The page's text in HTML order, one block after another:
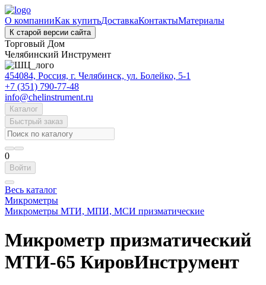
О компанииКак купитьДоставкаКонтактыМатериалы
К старой версии сайта
Торговый Дом
Челябинский Инструмент
454084, Россия, г. Челябинск, ул. Болейко, 5-1
+7 (351) 790-77-48
info@chelinstrument.ru
Каталог
Быстрый заказ
0
Войти
Весь каталог
Микрометры
Микрометры МТИ, МПИ, МСИ призматические
Микрометр призматический
МТИ-65 КировИнструмент